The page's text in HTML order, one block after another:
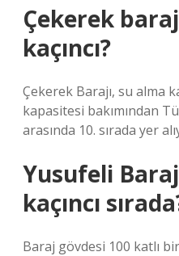
Çekerek
kaçıncı?
Çekerek Barajı, su alma
kapasitesi bakımından
arasında 10. sırada yer
Yusufeli
kaçıncı
Baraj gövdesi 100 katlı